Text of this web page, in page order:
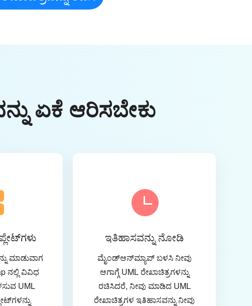
ಏಕೆ ಆರಿಸಬೇಕು
ಮಾಡುವಾಗ
ನಲ್ಲಿ ವಿವಿಧ
UML
ಇತಿಹಾಸವನ್ನು ನೋಡಿ
ಮೈಂಡ್‌ಆನ್‌ಮ್ಯಾಪ್ ಬಳಸಿ ನೀವು
ಆಗಾಗ್ಗೆ UML ರೇಖಾಚಿತ್ರಗಳನ್ನು
ರಚಿಸಿದರೆ, ನೀವು ಮಾಡಿದ UML
ರೇಖಾಚಿತ್ರಗಳ ಇತಿಹಾಸವನ್ನು ನೀವು